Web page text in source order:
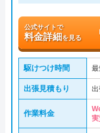
公式サイトで
料金詳細を見る
駆けつけ時間
出張見積もり
作業料金
実